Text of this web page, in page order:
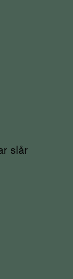
slår